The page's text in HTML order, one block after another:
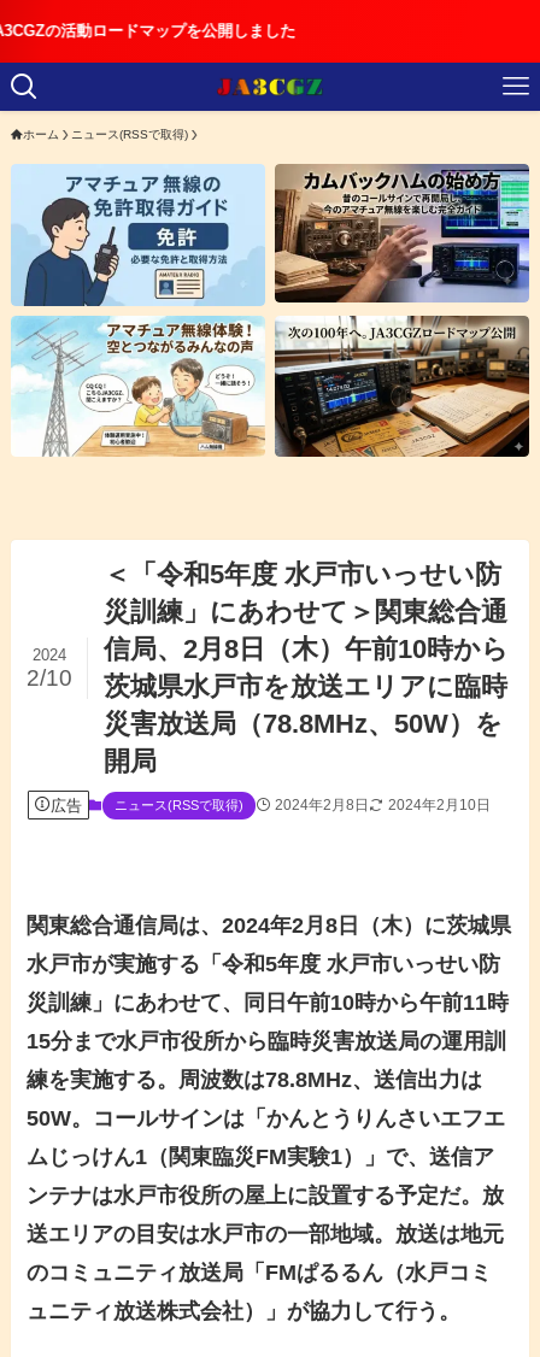
マップを公開しました
ホーム ニュース(RSSで取得)
＜「令和5年度 水戸市いっせい防
災訓練」にあわせて＞関東総合通
信局、2月8日（木）午前10時から
茨城県水戸市を放送エリアに臨時
災害放送局（78.8MHz、50W）を
開局
2024
2/10
広告 ニュース(RSSで取得) 2024年2月8日 2024年2月10日
関東総合通信局は、2024年2月8日（木）に茨城県
水戸市が実施する「令和5年度 水戸市いっせい防
災訓練」にあわせて、同日午前10時から午前11時
15分まで水戸市役所から臨時災害放送局の運用訓
練を実施する。周波数は78.8MHz、送信出力は
50W。コールサインは「かんとうりんさいエフエ
ムじっけん1（関東臨災FM実験1）」で、送信ア
ンテナは水戸市役所の屋上に設置する予定だ。放
送エリアの目安は水戸市の一部地域。放送は地元
のコミュニティ放送局「FMぱるるん（水戸コミ
ュニティ放送株式会社）」が協力して行う。